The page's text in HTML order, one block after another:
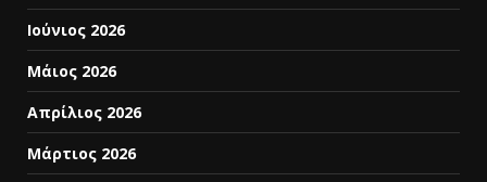
Ιούνιος 2026
Μάιος 2026
Απρίλιος 2026
Μάρτιος 2026